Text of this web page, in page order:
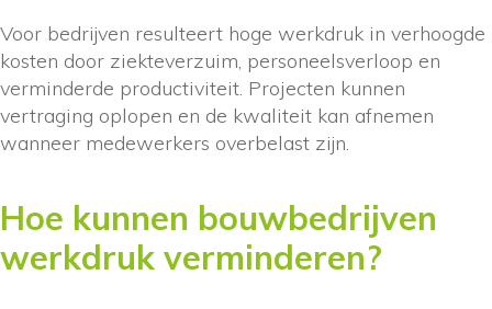
Voor bedrijven resulteert hoge werkdruk in verhoogde
kosten door ziekteverzuim, personeelsverloop en
verminderde productiviteit. Projecten kunnen
vertraging oplopen en de kwaliteit kan afnemen
wanneer medewerkers overbelast zijn.
Hoe kunnen bouwbedrijven
werkdruk verminderen?